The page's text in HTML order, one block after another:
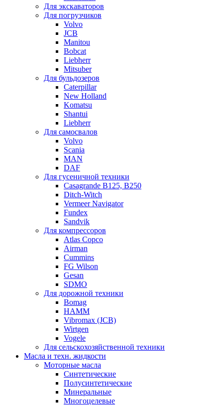
Для экскаваторов
Для погрузчиков
Volvo
JCB
Manitou
Bobcat
Liebherr
Mitsuber
Для бульдозеров
Caterpillar
New Holland
Komatsu
Shantui
Liebherr
Для самосвалов
Volvo
Scania
MAN
DAF
Для гусеничной техники
Casagrande B125, B250
Ditch-Witch
Vermeer Navigator
Fundex
Sandvik
Для компрессоров
Atlas Copco
Airman
Cummins
FG Wilson
Gesan
SDMO
Для дорожной техники
Bomag
HAMM
Vibromax (JCB)
Wirtgen
Vogele
Для сельскохозяйственной техники
Масла и техн. жидкости
Моторные масла
Синтетические
Полусинтетические
Минеральные
Многоцелевые